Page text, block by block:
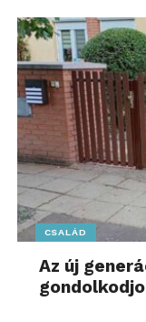
CSALÁD
Az új